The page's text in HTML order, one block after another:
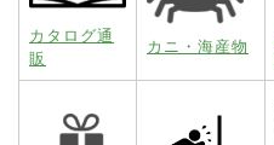
カタログ通
販
カニ・海産物